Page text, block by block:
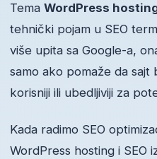
Tema WordPress
tehnički pojam u SEO
više upita sa Google-a,
samo ako pomaže da sajt
korisniji ili ubedljiviji za
Kada radimo SEO
WordPress hosting i SEO